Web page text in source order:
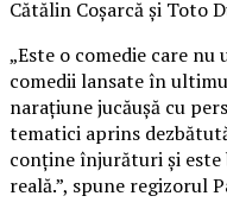
Cătălin Coșarcă și Toto
„Este o comedie care
comedii lansate în
narațiune jucăușă cu
tematici aprins
conține înjurături și
reală.”, spune regizorul